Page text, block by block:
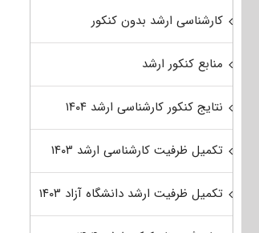
کارشناسی ارشد بدون کنکور
منابع کنکور ارشد
نتایج کنکور کارشناسی ارشد ۱۴۰۴
تکمیل ظرفیت کارشناسی ارشد ۱۴۰۳
تکمیل ظرفیت ارشد دانشگاه آزاد ۱۴۰۳